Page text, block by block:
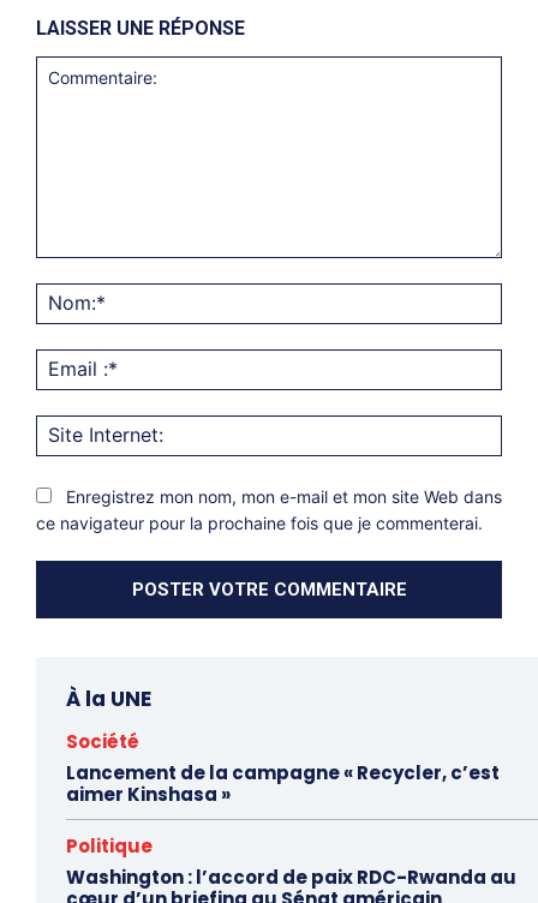
LAISSER UNE RÉPONSE
:*
Enregistrez mon nom, mon e-mail et mon site Web dans
ce navigateur pour la prochaine fois que je commenterai.
À la UNE
Société
Lancement de la campagne « Recycler, c’est
aimer Kinshasa »
Politique
Washington : l’accord de paix RDC-Rwanda au